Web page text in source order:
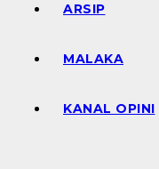
ARSIP
MALAKA
KANAL OPINI